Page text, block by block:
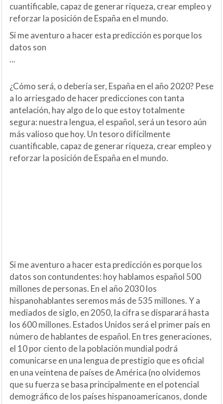
cuantificable, capaz de generar riqueza, crear empleo y
reforzar la posición de España en el mundo.
Si me aventuro a hacer esta predicción es porque los
datos son
...
¿Cómo será, o debería ser, España en el año 2020? Pese
a lo arriesgado de hacer predicciones con tanta
antelación, hay algo de lo que estoy totalmente
segura: nuestra lengua, el español, será un tesoro aún
más valioso que hoy. Un tesoro difícilmente
cuantificable, capaz de generar riqueza, crear empleo y
reforzar la posición de España en el mundo.
Si me aventuro a hacer esta predicción es porque los
datos son contundentes: hoy hablamos español 500
millones de personas. En el año 2030 los
hispanohablantes seremos más de 535 millones. Y a
mediados de siglo, en 2050, la cifra se disparará hasta
los 600 millones. Estados Unidos será el primer país en
número de hablantes de español. En tres generaciones,
el 10 por ciento de la población mundial podrá
comunicarse en una lengua de prestigio que es oficial
en una veintena de países de América (no olvidemos
que su fuerza se basa principalmente en el potencial
demográfico de los países hispanoamericanos, donde